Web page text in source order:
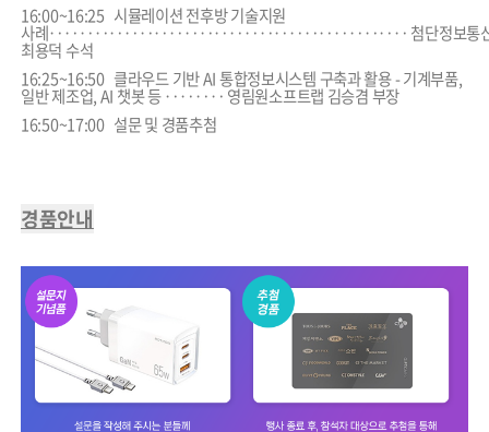
16:00~16:25 시뮬레이션 전후방 기술지원
사례‥‥‥‥‥‥‥‥‥‥‥‥‥‥‥‥‥‥‥‥‥‥‥‥ 첨단정보통
최용덕 수석
16:25~16:50 클라우드 기반 AI 통합정보시스템 구축과 활용- 기계부품,
일반 제조업, AI 챗봇 등‥‥‥‥ 영림원소프트랩 김승겸 부장
16:50~17:00 설문 및 경품추첨
경품안내